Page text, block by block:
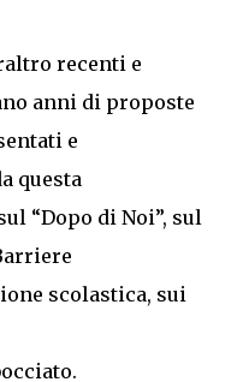
recenti e
anni di proposte
e
questa
“Dopo di Noi”, sul
scolastica, sui